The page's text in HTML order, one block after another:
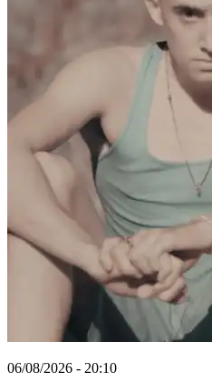
06/08/2026 - 20:10